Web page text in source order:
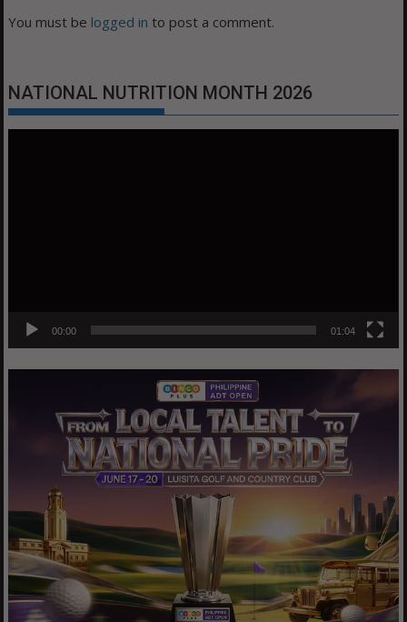
You must be logged in to post a comment.
NATIONAL NUTRITION MONTH 2026
00:00 01:04